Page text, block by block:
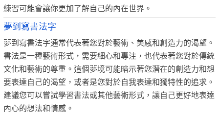
練習可能會讓你更加了解自己的內在世界。
夢到寫書法字
夢到寫書法字通常代表著您對於藝術、美感和創造力的渴望。
書法是一種藝術形式，需要細心和專注，也代表著您對於傳統
文化和藝術的尊重。這個夢境可能暗示著您潛在的創造力和想
要表達自己的渴望，或者是您對於自我表達和獨特性的追求。
建議您可以嘗試學習書法或其他藝術形式，讓自己更好地表達
內心的想法和情感。